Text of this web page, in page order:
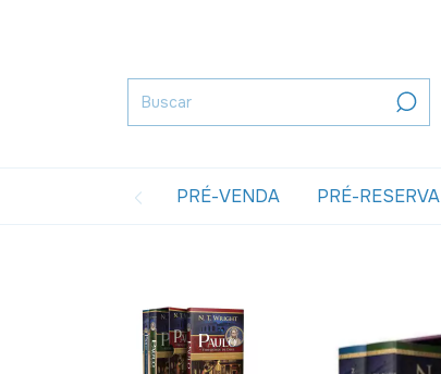
PRÉ-VENDA PRÉ-RESERVA